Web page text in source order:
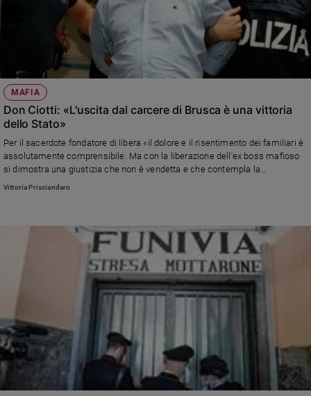
MAFIA
Don Ciotti: «L'uscita dal carcere di Brusca è una vittoria
dello Stato»
Per il sacerdote fondatore di libera «il dolore e il risentimento dei familiari è
assolutamente comprensibile. Ma con la liberazione dell'ex boss mafioso
si dimostra una giustizia che non è vendetta e che contempla la
rieducazione del condannato»
Vittoria Prisciandaro